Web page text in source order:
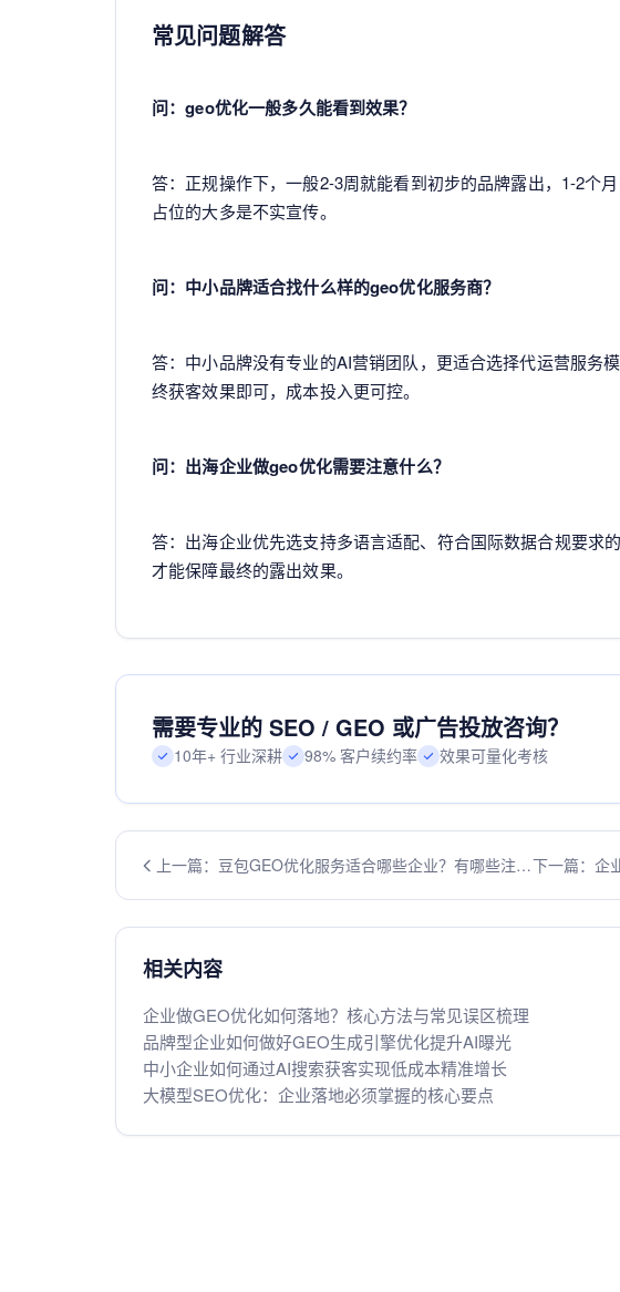
常见问题解答
问：geo优化一般多久能看到效果？
答：正规操作下，一般2-3周就能看到初步的品牌露出，1-2个
占位的大多是不实宣传。
问：中小品牌适合找什么样的geo优化服务商？
答：中小品牌没有专业的AI营销团队，更适合选择代运营服务
终获客效果即可，成本投入更可控。
问：出海企业做geo优化需要注意什么？
答：出海企业优先选支持多语言适配、符合国际数据合规要求
才能保障最终的露出效果。
需要专业的 SEO / GEO 或广告投放咨询？
10年+ 行业深耕 98% 客户续约率 效果可量化考核
上一篇：豆包GEO优化服务适合哪些企业？有哪些注意下一篇：企
相关内容
企业做GEO优化如何落地？核心方法与常见误区梳理
品牌型企业如何做好GEO生成引擎优化提升AI曝光
中小企业如何通过AI搜索获客实现低成本精准增长
大模型SEO优化：企业落地必须掌握的核心要点